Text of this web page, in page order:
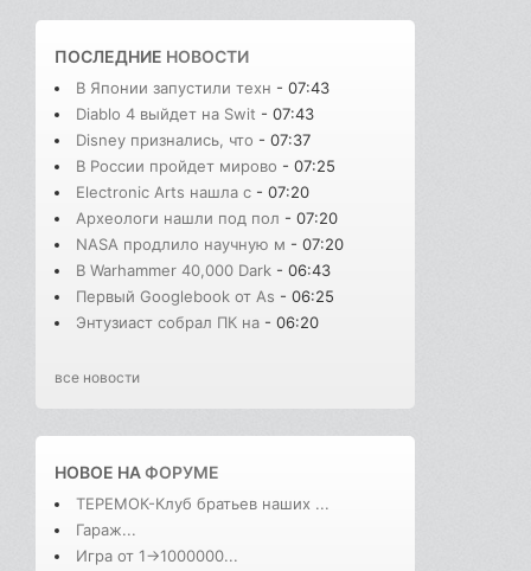
ПОСЛЕДНИЕ НОВОСТИ
В Японии запустили техн - 07:43
Diablo 4 выйдет на Swit - 07:43
Disney признались, что - 07:37
В России пройдет мирово - 07:25
Electronic Arts нашла с - 07:20
Археологи нашли под пол - 07:20
NASA продлило научную м - 07:20
В Warhammer 40,000 Dark - 06:43
Первый Googlebook от As - 06:25
Энтузиаст собрал ПК на - 06:20
все новости
НОВОЕ НАФОРУМЕ
ТЕРЕМОК-Клуб братьев наших ...
Гараж...
Игра от 1->1000000...